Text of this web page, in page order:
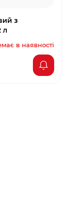
з
л
в наявності